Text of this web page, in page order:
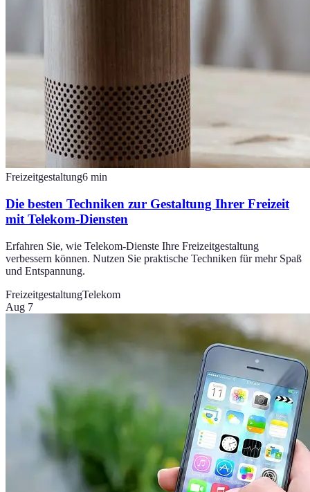
Freizeitgestaltung6 min
Die besten Techniken zur Gestaltung Ihrer Freizeit
mit Telekom-Diensten
Erfahren Sie, wie Telekom-Dienste Ihre Freizeitgestaltung
verbessern können. Nutzen Sie praktische Techniken für mehr Spaß
und Entspannung.
FreizeitgestaltungTelekom
Aug 7